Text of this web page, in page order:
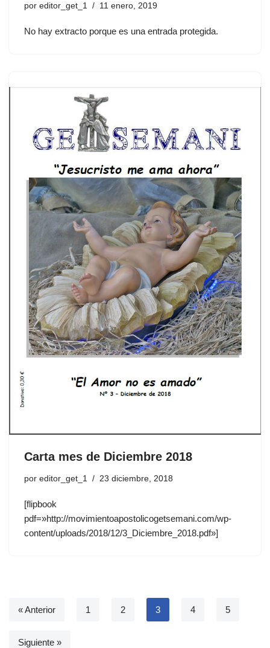
por editor_get_1 11 enero, 2019
No hay extracto porque es una entrada protegida.
Carta mes de Diciembre 2018
por editor_get_1 23 diciembre, 2018
[flipbook
pdf=»http://movimientoapostolicogetsemani.com/wp-
content/uploads/2018/12/3_Diciembre_2018.pdf»]
« Anterior 1 2 3 4 5
Siguiente »